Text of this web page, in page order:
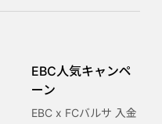
EBC人気キャンペ
ーン
EBC x FCバルサ 入金